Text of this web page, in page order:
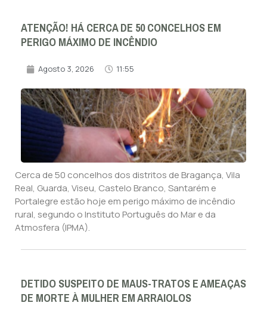
ATENÇÃO! HÁ CERCA DE 50 CONCELHOS EM
PERIGO MÁXIMO DE INCÊNDIO
Agosto 3, 2026 11:55
Cerca de 50 concelhos dos distritos de Bragança, Vila
Real, Guarda, Viseu, Castelo Branco, Santarém e
Portalegre estão hoje em perigo máximo de incêndio
rural, segundo o Instituto Português do Mar e da
Atmosfera (IPMA).
DETIDO SUSPEITO DE MAUS-TRATOS E AMEAÇAS
DE MORTE À MULHER EM ARRAIOLOS